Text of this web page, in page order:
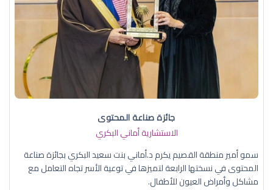
جائزة صناعة المحتوى
الاستشارية أماني البكري
سمو أمير منطقة القصيم يكرم د.أماني بنت سعيد البكري بجائزة صناعة
المحتوى في نسختها الرابعة لتميزها في توعية الأسر تجاه التعامل مع
مشاكل وأمراض العيون للأطفال.